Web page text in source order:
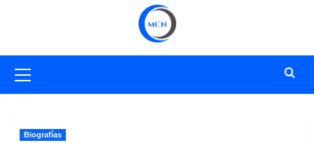
primario
Biografías